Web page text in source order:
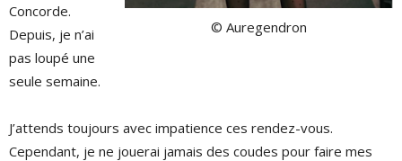
© Auregendron
Concorde.
Depuis, je n’ai
pas loupé une
seule semaine.
J’attends toujours avec impatience ces rendez-vous.
Cependant, je ne jouerai jamais des coudes pour faire mes